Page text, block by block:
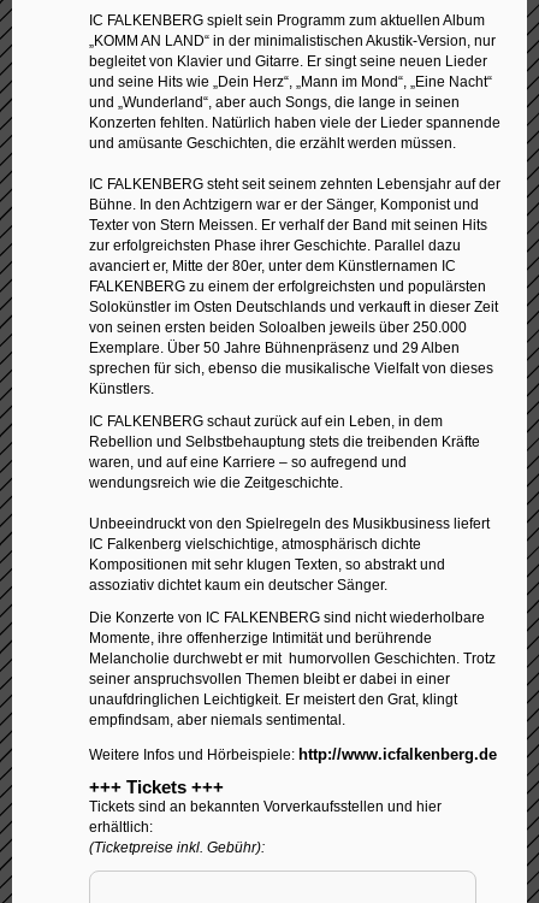
IC FALKENBERG spielt sein Programm zum aktuellen Album
„KOMM AN LAND“ in der minimalistischen Akustik-Version, nur
begleitet von Klavier und Gitarre. Er singt seine neuen Lieder
und seine Hits wie „Dein Herz“, „Mann im Mond“, „Eine Nacht“
und „Wunderland“, aber auch Songs, die lange in seinen
Konzerten fehlten. Natürlich haben viele der Lieder spannende
und amüsante Geschichten, die erzählt werden müssen.
IC FALKENBERG steht seit seinem zehnten Lebensjahr auf der
Bühne. In den Achtzigern war er der Sänger, Komponist und
Texter von Stern Meissen. Er verhalf der Band mit seinen Hits
zur erfolgreichsten Phase ihrer Geschichte. Parallel dazu
avanciert er, Mitte der 80er, unter dem Künstlernamen IC
FALKENBERG zu einem der erfolgreichsten und populärsten
Solokünstler im Osten Deutschlands und verkauft in dieser Zeit
von seinen ersten beiden Soloalben jeweils über 250.000
Exemplare. Über 50 Jahre Bühnenpräsenz und 29 Alben
sprechen für sich, ebenso die musikalische Vielfalt von dieses
Künstlers.
IC FALKENBERG schaut zurück auf ein Leben, in dem
Rebellion und Selbstbehauptung stets die treibenden Kräfte
waren, und auf eine Karriere – so aufregend und
wendungsreich wie die Zeitgeschichte.
Unbeeindruckt von den Spielregeln des Musikbusiness liefert
IC Falkenberg vielschichtige, atmosphärisch dichte
Kompositionen mit sehr klugen Texten, so abstrakt und
assoziativ dichtet kaum ein deutscher Sänger.
Die Konzerte von IC FALKENBERG sind nicht wiederholbare
Momente, ihre offenherzige Intimität und berührende
Melancholie durchwebt er mit humorvollen Geschichten. Trotz
seiner anspruchsvollen Themen bleibt er dabei in einer
unaufdringlichen Leichtigkeit. Er meistert den Grat, klingt
empfindsam, aber niemals sentimental.
Weitere Infos und Hörbeispiele: http://www.icfalkenberg.de
+++ Tickets +++
Tickets sind an bekannten Vorverkaufsstellen und hier
erhältlich:
(Ticketpreise inkl. Gebühr):